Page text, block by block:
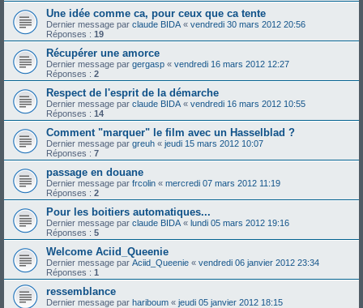
Une idée comme ca, pour ceux que ca tente
Dernier message par claude BIDA « vendredi 30 mars 2012 20:56
Réponses : 19
Récupérer une amorce
Dernier message par gergasp « vendredi 16 mars 2012 12:27
Réponses : 2
Respect de l'esprit de la démarche
Dernier message par claude BIDA « vendredi 16 mars 2012 10:55
Réponses : 14
Comment "marquer" le film avec un Hasselblad ?
Dernier message par greuh « jeudi 15 mars 2012 10:07
Réponses : 7
passage en douane
Dernier message par frcolin « mercredi 07 mars 2012 11:19
Réponses : 2
Pour les boitiers automatiques...
Dernier message par claude BIDA « lundi 05 mars 2012 19:16
Réponses : 5
Welcome Aciid_Queenie
Dernier message par Aciid_Queenie « vendredi 06 janvier 2012 23:34
Réponses : 1
ressemblance
Dernier message par hariboum « jeudi 05 janvier 2012 18:15